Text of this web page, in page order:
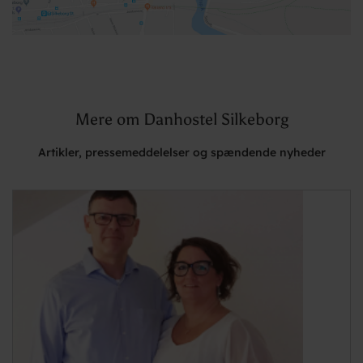
Mere om Danhostel Silkeborg
Artikler, pressemeddelelser og spændende nyheder